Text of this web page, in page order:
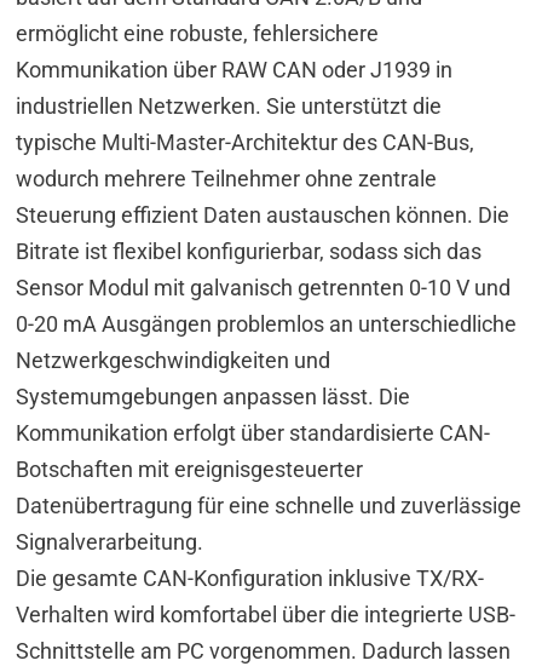
ermöglicht eine robuste, fehlersichere
Kommunikation über RAW CAN oder J1939 in
industriellen Netzwerken. Sie unterstützt die
typische Multi-Master-Architektur des CAN-Bus,
wodurch mehrere Teilnehmer ohne zentrale
Steuerung effizient Daten austauschen können. Die
Bitrate ist flexibel konfigurierbar, sodass sich das
Sensor Modul mit galvanisch getrennten 0-10 V und
0-20 mA Ausgängen problemlos an unterschiedliche
Netzwerkgeschwindigkeiten und
Systemumgebungen anpassen lässt. Die
Kommunikation erfolgt über standardisierte CAN-
Botschaften mit ereignisgesteuerter
Datenübertragung für eine schnelle und zuverlässige
Signalverarbeitung.
Die gesamte CAN-Konfiguration inklusive TX/RX-
Verhalten wird komfortabel über die integrierte USB-
Schnittstelle am PC vorgenommen. Dadurch lassen